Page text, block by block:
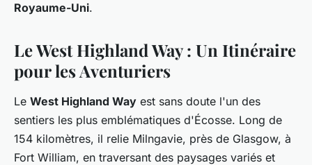
Royaume-Uni.
Le West Highland Way : Un Itinéraire
pour les Aventuriers
Le West Highland Way est sans doute l'un des
sentiers les plus emblématiques d'Écosse. Long de
154 kilomètres, il relie Milngavie, près de Glasgow, à
Fort William, en traversant des paysages variés et